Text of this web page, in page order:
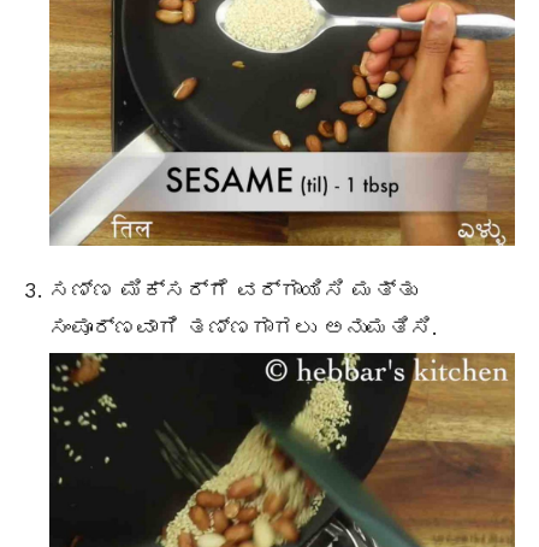
ಸಣ್ಣ ಮಿಕ್ಸರ್ಗೆ ವರ್ಗಾಯಿಸಿ ಮತ್ತು
ಸಂಪೂರ್ಣವಾಗಿ ತಣ್ಣಗಾಗಲು ಅನುಮತಿಸಿ.